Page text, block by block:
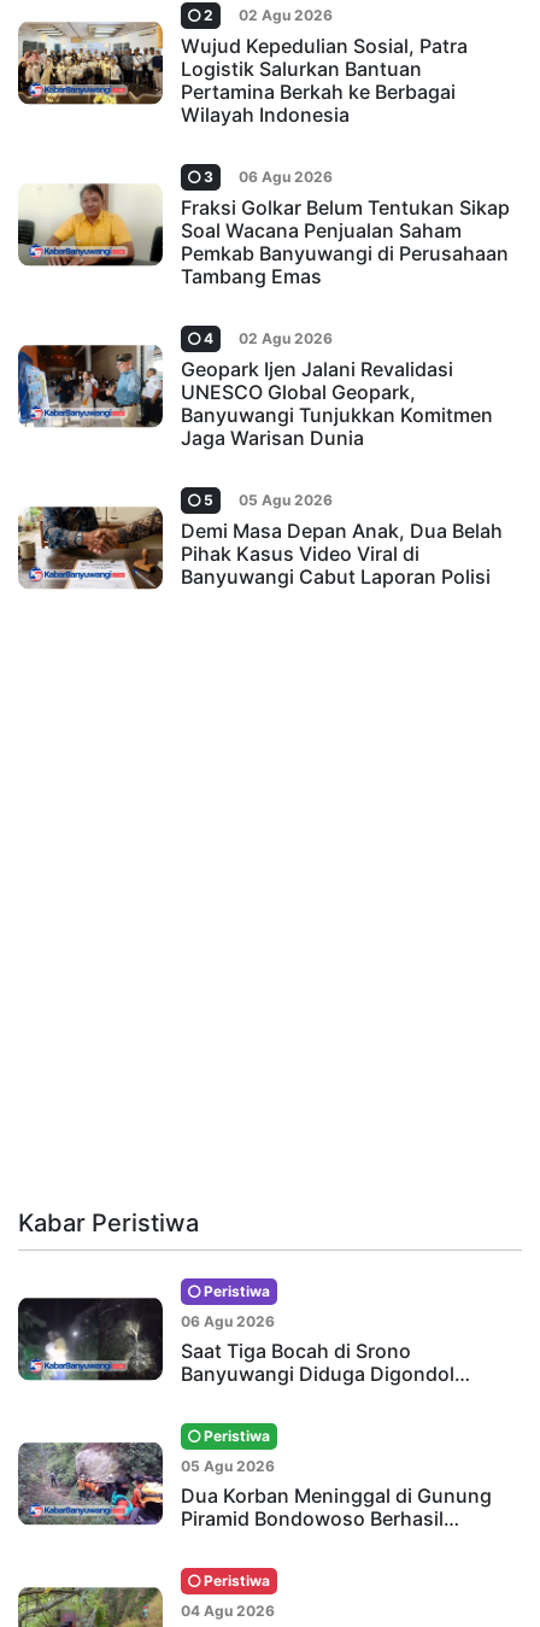
2 02 Agu 2026
Wujud Kepedulian Sosial, Patra
Logistik Salurkan Bantuan
Pertamina Berkah ke Berbagai
Wilayah Indonesia
3 06 Agu 2026
Fraksi Golkar Belum Tentukan Sikap
Soal Wacana Penjualan Saham
Pemkab Banyuwangi di Perusahaan
Tambang Emas
4 02 Agu 2026
Geopark Ijen Jalani Revalidasi
UNESCO Global Geopark,
Banyuwangi Tunjukkan Komitmen
Jaga Warisan Dunia
5 05 Agu 2026
Demi Masa Depan Anak, Dua Belah
Pihak Kasus Video Viral di
Banyuwangi Cabut Laporan Polisi
Kabar Peristiwa
Peristiwa
06 Agu 2026
Saat Tiga Bocah di Srono
Banyuwangi Diduga Digondol…
Peristiwa
05 Agu 2026
Dua Korban Meninggal di Gunung
Piramid Bondowoso Berhasil…
Peristiwa
04 Agu 2026